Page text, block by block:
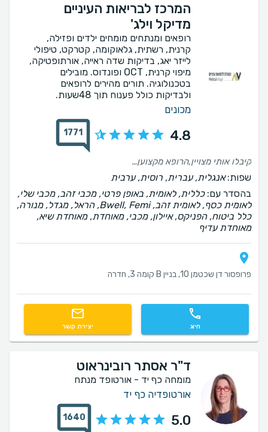
המרכז לבריאות העיניים
מדיקל וילג'
רופאים ומנתחים מומחים ילדים ופזילה,
קרנית, רשתית, גלאוקומה, קטרקט, טיפולי
לייזר יאג, בדיקות שדה ראייה, אורתופטיקה,
מיפוי קרנית, OCT ופונדוס. מובילים
בטכנולוגיה. תורים מהירים לרופאים
ולבדיקות כולל פענוח תוך 48שעות.
מכונים
4.8
1771
קיבלו אותי מצויין,הרופא מקצוען אמיתי, יחס מעולה,נתן לי תשובות מספקות ,על כל מה ששאלתי ,ויצאתי מאוד מרוצה .👌
שפות:אנגלית, עברית, רוסית, ערבית
בהסדר עם:כללית, לאומית, באופן פרטי, מכבי זהב, מכבי שלי,
לאומית כסף, לאומית זהב, Bwell, Femi, הראל, מגדל, מנורה,
כלל ביטוח, הפניקס, איילון, מכבי, מאוחדת, מאוחדת שיא,
מאוחדת עדיף
פרופסור דן שכטמן 10, בניין B קומה 3, חדרה
חיוג יצירת קשר
ד"ר אסתר רובינראוט
מומחה כף יד - אורטופד מנתח
אורטופדיה כף יד
5.0
1640